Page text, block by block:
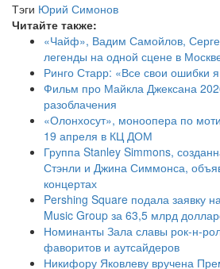
Тэги Юрий Симонов
Читайте также:
«Чайф», Вадим Самойлов,
легенды на одной сцене в
Ринго Старр: «Все свои ошибки
Фильм про Майкла Джексана
разоблачения
«Олонхосут», моноопера по
19 апреля в КЦ ДОМ
Группа Stanley Simmons,
Стэнли и Джина Симмонса,
концертах
Pershing Square подала заявку
Music Group за 63,5 млрд
Номинанты Зала славы рок-н-
фаворитов и аутсайдеров
Никифору Яковлеву вручена